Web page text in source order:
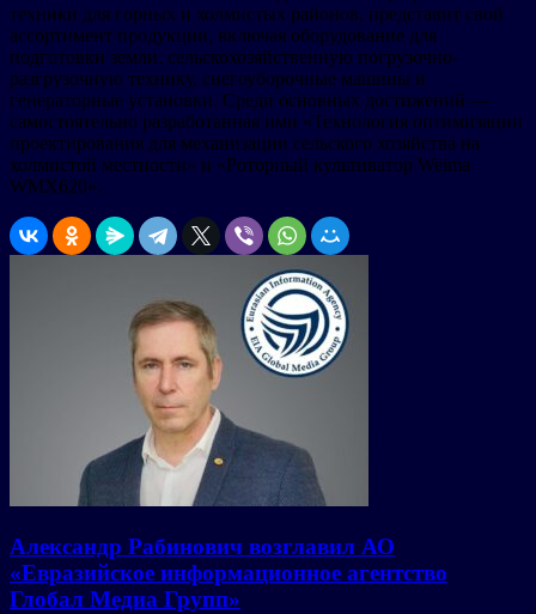
техники для горных и холмистых районов, представит свой
ассортимент продукции, включая оборудование для
подготовки земли, сельскохозяйственную погрузочно-
разгрузочную технику, снегоуборочные машины и
генераторные установки. Среди основных достижений —
самостоятельно разработанная ими «Технология оптимизации
проектирования для механизации сельского хозяйства на
холмистой местности» и «Роторный культиватор Weima
WMX620».
Александр Рабинович возглавил АО
«Евразийское информационное агентство
Глобал Медиа Групп»